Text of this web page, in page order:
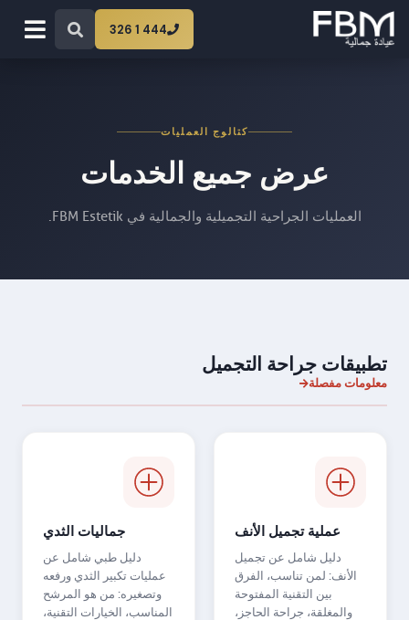
444 1 326
كتالوج العمليات
عرض جميع الخدمات
العمليات الجراحية التجميلية والجمالية في FBM Estetik.
تطبيقات جراحة التجميل
معلومات مفصلة
عملية تجميل الأنف
دليل شامل عن تجميل
الأنف: لمن تناسب، الفرق
بين التقنية المفتوحة
والمغلقة، جراحة الحاجز،
جماليات الثدي
دليل طبي شامل عن
عمليات تكبير الثدي ورفعه
وتصغيره: من هو المرشح
المناسب، الخيارات التقنية،